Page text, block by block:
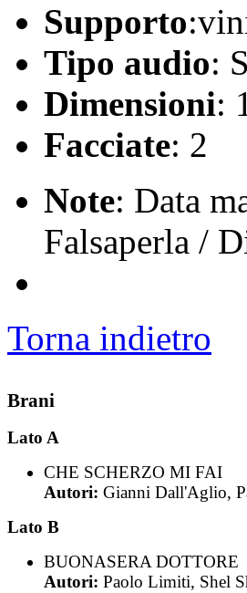
Supporto
Tipo audio:
Dimensioni:
Facciate: 2
Note: Data
Falsaperla /
Torna indietro
Brani
Lato A
CHE SCHERZO MI FAI
Autori: Gianni Dall'Aglio,
Lato B
BUONASERA DOTTORE
Autori: Paolo Limiti, Shel